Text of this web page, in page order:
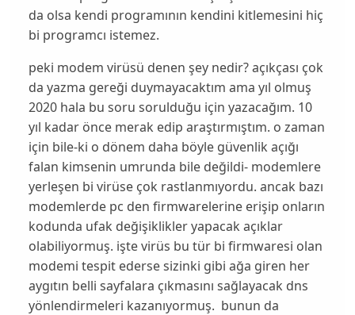
da olsa kendi programının kendini kitlemesini hiç
bi programcı istemez.
peki modem virüsü denen şey nedir? açıkçası çok
da yazma gereği duymayacaktım ama yıl olmuş
2020 hala bu soru sorulduğu için yazacağım. 10
yıl kadar önce merak edip araştırmıştım. o zaman
için bile-ki o dönem daha böyle güvenlik açığı
falan kimsenin umrunda bile değildi- modemlere
yerleşen bi virüse çok rastlanmıyordu. ancak bazı
modemlerde pc den firmwarelerine erişip onların
kodunda ufak değişiklikler yapacak açıklar
olabiliyormuş. işte virüs bu tür bi firmwaresi olan
modemi tespit ederse sizinki gibi ağa giren her
aygıtın belli sayfalara çıkmasını sağlayacak dns
yönlendirmeleri kazanıyormuş. bunun da